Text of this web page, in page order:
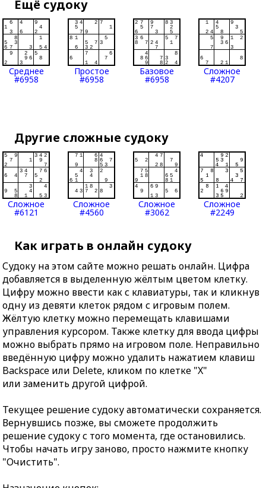
Ещё судоку
Среднее
#6958
Простое
#6958
Базовое
#6958
Сложное
#4207
Другие сложные судоку
Сложное
#6121
Сложное
#4560
Сложное
#3062
Сложное
#2249
Как играть в онлайн судоку
Судоку на этом сайте можно решать онлайн. Цифра
добавляется в выделенную жёлтым цветом клетку.
Цифру можно ввести как с клавиатуры, так и кликнув
одну из девяти клеток рядом с игровым полем.
Жёлтую клетку можно перемещать клавишами
управления курсором. Также клетку для ввода цифры
можно выбрать прямо на игровом поле. Неправильно
введённую цифру можно удалить нажатием клавиш
Backspace или Delete, кликом по клетке "X"
или заменить другой цифрой.
Текущее решение судоку автоматически сохраняется.
Вернувшись позже, вы сможете продолжить
решение судоку с того момента, где остановились.
Чтобы начать игру заново, просто нажмите кнопку
"Очистить".